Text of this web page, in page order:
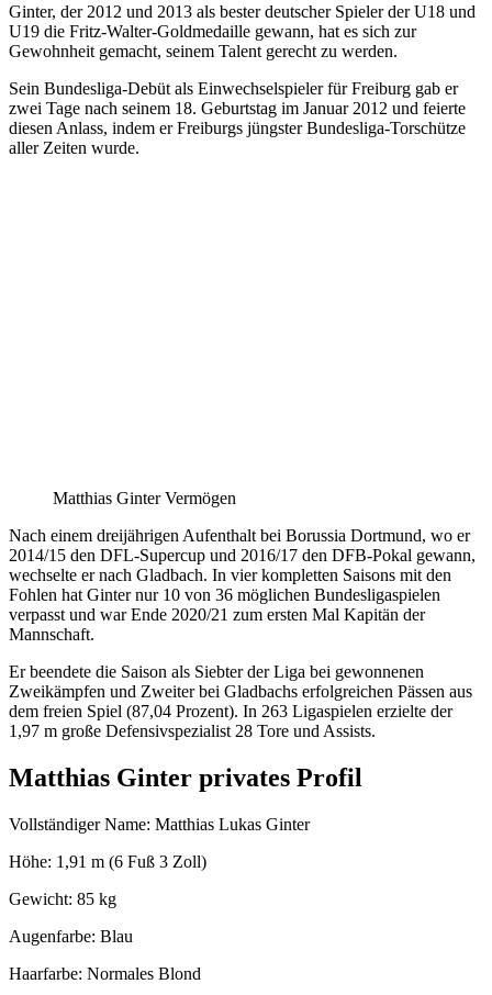
Ginter, der 2012 und 2013 als bester deutscher Spieler der U18 und
U19 die Fritz-Walter-Goldmedaille gewann, hat es sich zur
Gewohnheit gemacht, seinem Talent gerecht zu werden.
Sein Bundesliga-Debüt als Einwechselspieler für Freiburg gab er
zwei Tage nach seinem 18. Geburtstag im Januar 2012 und feierte
diesen Anlass, indem er Freiburgs jüngster Bundesliga-Torschütze
aller Zeiten wurde.
Matthias Ginter Vermögen
Nach einem dreijährigen Aufenthalt bei Borussia Dortmund, wo er
2014/15 den DFL-Supercup und 2016/17 den DFB-Pokal gewann,
wechselte er nach Gladbach. In vier kompletten Saisons mit den
Fohlen hat Ginter nur 10 von 36 möglichen Bundesligaspielen
verpasst und war Ende 2020/21 zum ersten Mal Kapitän der
Mannschaft.
Er beendete die Saison als Siebter der Liga bei gewonnenen
Zweikämpfen und Zweiter bei Gladbachs erfolgreichen Pässen aus
dem freien Spiel (87,04 Prozent). In 263 Ligaspielen erzielte der
1,97 m große Defensivspezialist 28 Tore und Assists.
Matthias Ginter privates Profil
Vollständiger Name: Matthias Lukas Ginter
Höhe: 1,91 m (6 Fuß 3 Zoll)
Gewicht: 85 kg
Augenfarbe: Blau
Haarfarbe: Normales Blond